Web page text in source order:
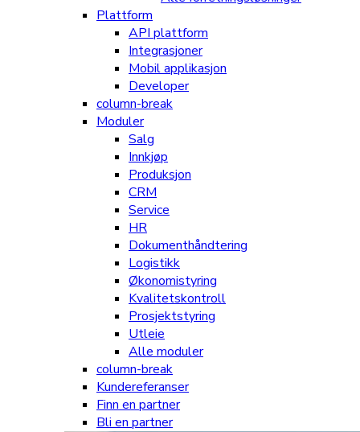
Plattform
API plattform
Integrasjoner
Mobil applikasjon
Developer
column-break
Moduler
Salg
Innkjøp
Produksjon
CRM
Service
HR
Dokumenthåndtering
Logistikk
Økonomistyring
Kvalitetskontroll
Prosjektstyring
Utleie
Alle moduler
column-break
Kundereferanser
Finn en partner
Bli en partner